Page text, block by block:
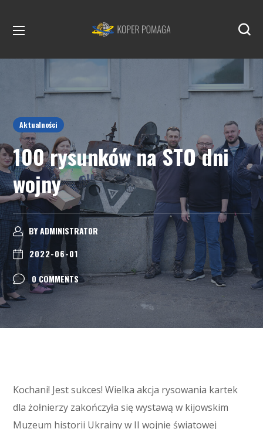
Aktualności
100 rysunków na STO dni
wojny
BYADMINISTRAT0R
2022-06-01
0 COMMENTS
Kochani! Jest sukces! Wielka akcja rysowania kartek
dla żołnierzy zakończyła się wystawą w kijowskim
Muzeum historii Ukrainy w II wojnie światowej